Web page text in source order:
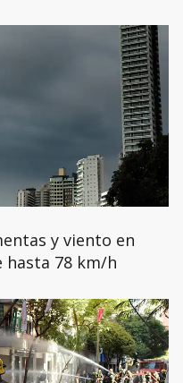
y viento en
hasta 78 km/h